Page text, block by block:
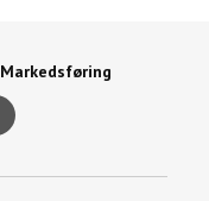
Markedsføring